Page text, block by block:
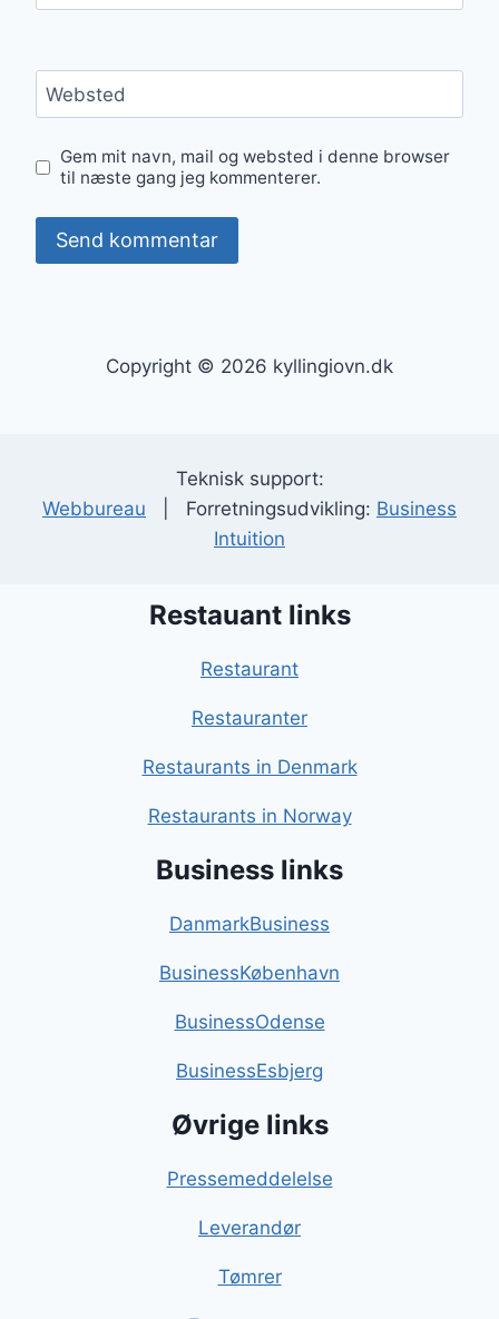
Websted
Gem mit navn, mail og websted i denne browser
til næste gang jeg kommenterer.
Copyright © 2026 kyllingiovn.dk
Teknisk support:
Webbureau | Forretningsudvikling: Business
Intuition
Restauant links
Restaurant
Restauranter
Restaurants in Denmark
Restaurants in Norway
Business links
DanmarkBusiness
BusinessKøbenhavn
BusinessOdense
BusinessEsbjerg
Øvrige links
Pressemeddelelse
Leverandør
Tømrer